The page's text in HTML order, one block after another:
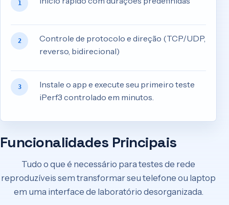
1
2
Controle de protocolo e direção (TCP/UDP,
reverso, bidirecional)
3
Instale o app e execute seu primeiro teste
iPerf3 controlado em minutos.
Funcionalidades Principais
Tudo o que é necessário para testes de rede
reproduzíveis sem transformar seu telefone ou laptop
em uma interface de laboratório desorganizada.